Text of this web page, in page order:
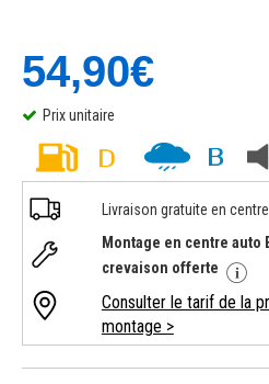
54,90€
Prix unitaire
Livraison gratuite en
Montage en centre auto
crevaison offerte
Consulter le tarif de la
montage >